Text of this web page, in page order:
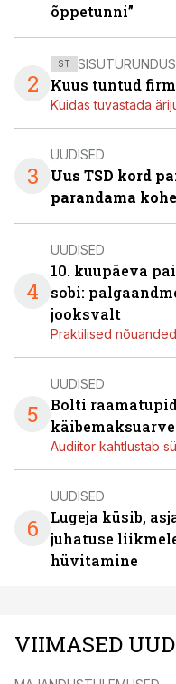
õppetunni”
2
ST SISUTURUNDUS
Kuus tuntud
Kuidas tuvastada
3
UUDISED
Uus TSD kord
parandama
4
UUDISED
10. kuupäeva
sobi:
jooksvalt
Praktilised
5
UUDISED
Bolti
Audiitor kahtlustab
6
UUDISED
Lugeja küsib,
juhatuse
hüvitamine
VIIMASED